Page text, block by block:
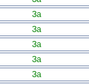
За
За
За
За
За